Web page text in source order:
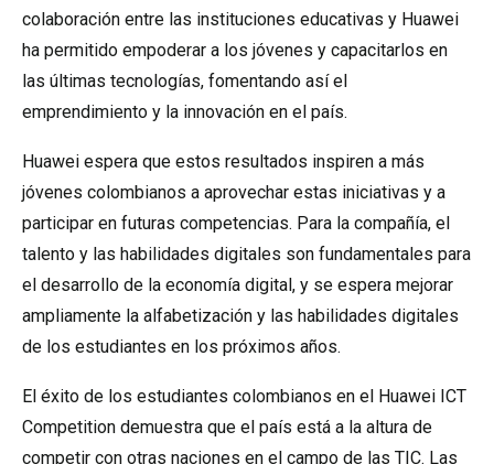
colaboración entre las instituciones educativas y Huawei
ha permitido empoderar a los jóvenes y capacitarlos en
las últimas tecnologías, fomentando así el
emprendimiento y la innovación en el país.
Huawei espera que estos resultados inspiren a más
jóvenes colombianos a aprovechar estas iniciativas y a
participar en futuras competencias. Para la compañía, el
talento y las habilidades digitales son fundamentales para
el desarrollo de la economía digital, y se espera mejorar
ampliamente la alfabetización y las habilidades digitales
de los estudiantes en los próximos años.
El éxito de los estudiantes colombianos en el Huawei ICT
Competition demuestra que el país está a la altura de
competir con otras naciones en el campo de las TIC. Las